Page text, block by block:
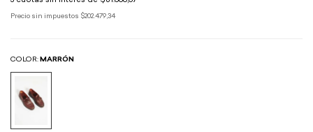
Precio sin impuestos $202.479,34
COLOR: MARRÓN